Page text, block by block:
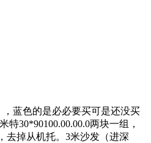
蓝色的是必必要买可是还没买
30*90100.00.00.0两块一组，
去掉从机托。3米沙发（进深